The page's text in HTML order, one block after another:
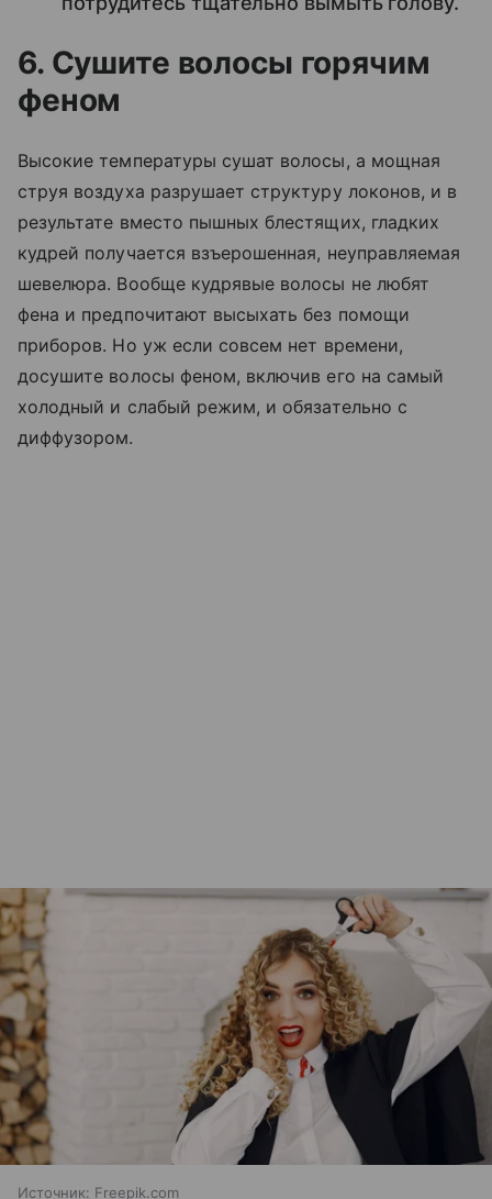
6. Сушите волосы горячим
феном
Высокие температуры сушат волосы, а мощная
струя воздуха разрушает структуру локонов, и в
результате вместо пышных блестящих, гладких
кудрей получается взъерошенная, неуправляемая
шевелюра. Вообще кудрявые волосы не любят
фена и предпочитают высыхать без помощи
приборов. Но уж если совсем нет времени,
досушите волосы феном, включив его на самый
холодный и слабый режим, и обязательно с
диффузором.
Источник: Freepik.com